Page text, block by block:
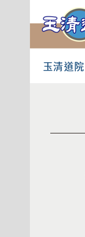
玉清道院